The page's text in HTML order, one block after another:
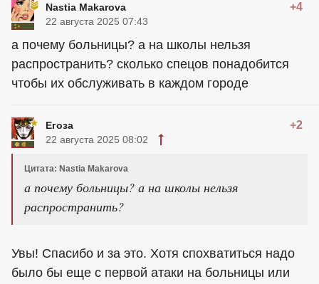
Nastia Makarova +4
22 августа 2025 07:43
а почему больницы? а на школы нельзя
распространить? сколько спецов понадобится
чтобы их обслуживать в каждом городе
Егоза +2
22 августа 2025 08:02
Цитата: Nastia Makarova
а почему больницы? а на школы нельзя
распространить?
Увы! Спасибо и за это. Хотя спохватиться надо
было бы еще с первой атаки на больницы или